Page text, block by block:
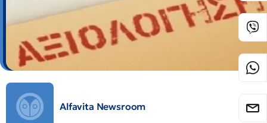
Alfavita Newsroom